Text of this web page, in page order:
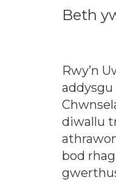
Beth
Rwy’n
addysgu
diwallu
bod